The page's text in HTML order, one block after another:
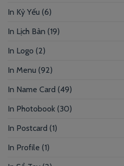
In Kỷ Yếu (6)
In Lịch Bàn (19)
In Logo (2)
In Menu (92)
In Name Card (49)
In Photobook (30)
In Postcard (1)
In Profile (1)